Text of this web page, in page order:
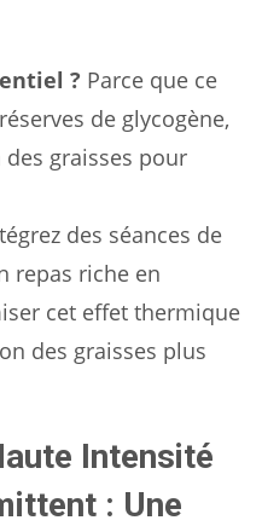
? Parce que ce
de glycogène,
graisses pour
des séances de
repas riche en
cet effet thermique
des graisses plus
Intensité
: Une